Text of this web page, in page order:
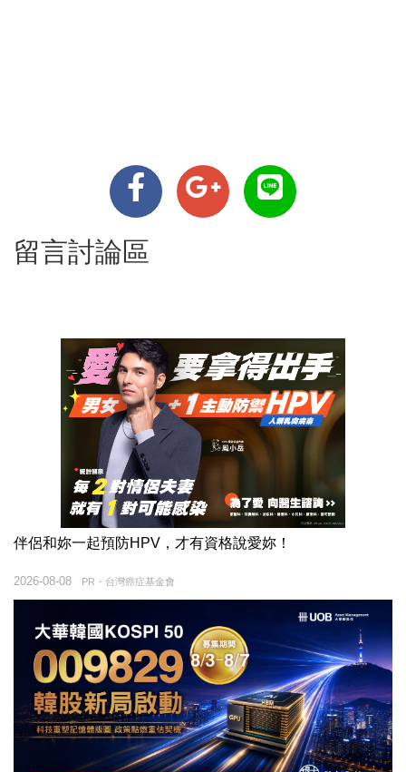
留言討論區
伴侶和妳一起預防HPV，才有資格說愛妳！
PR・台灣癌症基金會
2026-08-08